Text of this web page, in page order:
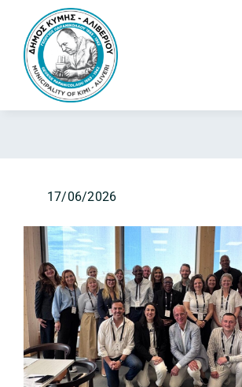
content
17/06/2026